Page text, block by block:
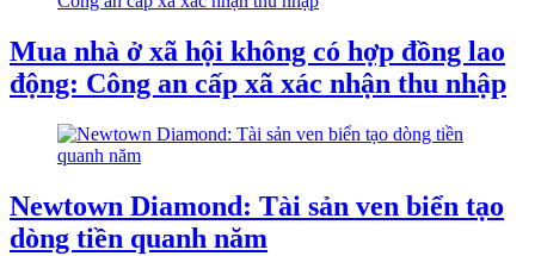
Mua nhà ở xã hội không có hợp đồng lao
động: Công an cấp xã xác nhận thu nhập
Newtown Diamond: Tài sản ven biển tạo
dòng tiền quanh năm